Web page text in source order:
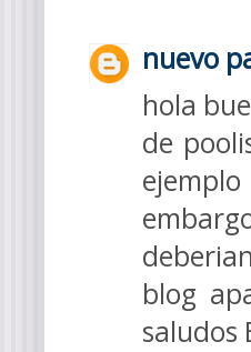
nuevo
hola
de
blog
saludos